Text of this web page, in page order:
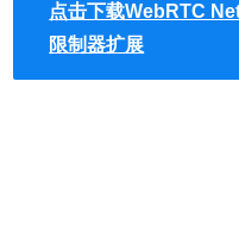
置WebRTC的网络流量。
它的主要功能有：
这将WebRTC配置为不使
点击下载WebRTC
限制器扩展